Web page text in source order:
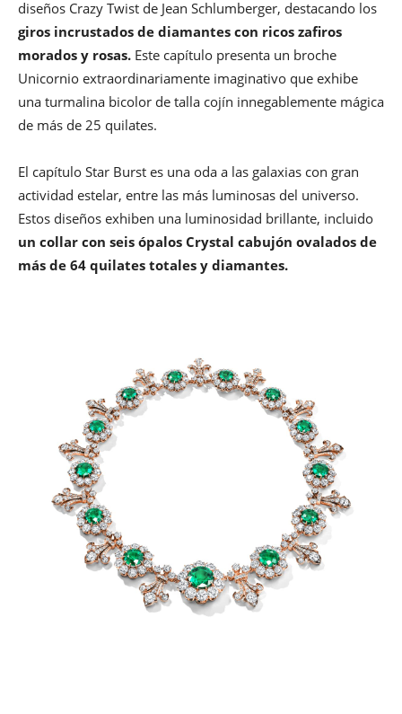
diseños Crazy Twist de Jean Schlumberger, destacando los
giros incrustados de diamantes con ricos zafiros
morados y rosas. Este capítulo presenta un broche
Unicornio extraordinariamente imaginativo que exhibe
una turmalina bicolor de talla cojín innegablemente mágica
de más de 25 quilates.
El capítulo Star Burst es una oda a las galaxias con gran
actividad estelar, entre las más luminosas del universo.
Estos diseños exhiben una luminosidad brillante, incluido
un collar con seis ópalos Crystal cabujón ovalados de
más de 64 quilates totales y diamantes.